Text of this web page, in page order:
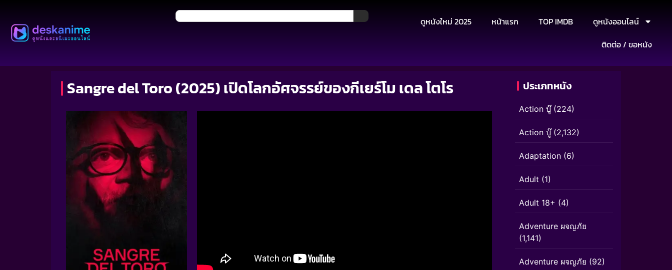
ดูหนังใหม่ 2025 หน้าแรก TOP IMDB
ดูหนังออนไลน์
ติดต่อ / ขอหนัง
Sangre del Toro (2025) เปิดโลกอัศจรรย์ของกีเยร์โม เดล โตโร ประเภทหนัง
Action บู๊(224)
Action บู๊(2,132)
Adaptation (6)
Adult (1)
Adult 18+ (4)
Adventure ผจญภัย
(1,141)
Adventure ผจญภัย (92)